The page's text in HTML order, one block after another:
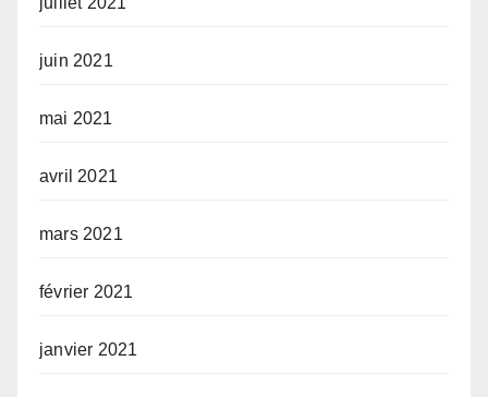
juin 2021
mai 2021
avril 2021
mars 2021
février 2021
janvier 2021